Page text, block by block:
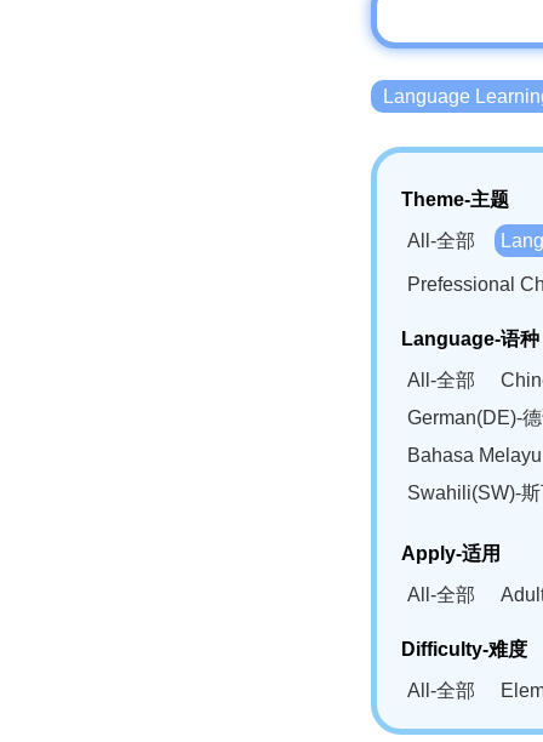
Language
Theme-主题
All-全部
Prefessional
Language-语种
All-全部
German(DE)-
Bahasa
Swahili(SW)-
Apply-适用
All-全部
Difficulty-难度
All-全部